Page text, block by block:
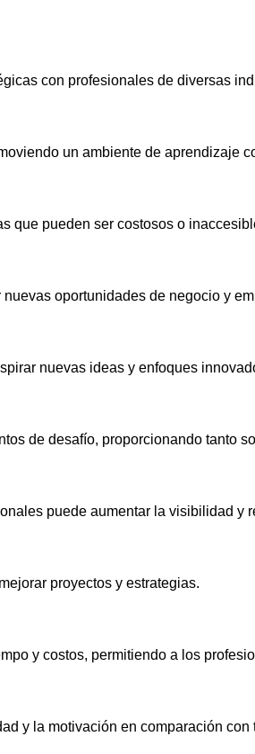
con profesionales de diversas
un ambiente de aprendizaje
que pueden ser costosos o
oportunidades de negocio y
nuevas ideas y enfoques
de desafío, proporcionando tanto
puede aumentar la visibilidad y
proyectos y estrategias.
y costos, permitiendo a los
y la motivación en comparación con